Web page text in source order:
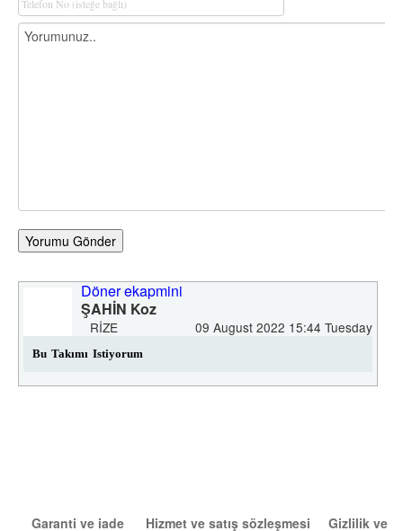
Yorumu Gönder
Döner ekapmini
ŞAHİN Koz
09 August 2022 15:44 Tuesday
RIZE
Bu Takımı Istiyorum
Garanti ve iade Hizmet ve satış sözleşmesi Gizlilik ve